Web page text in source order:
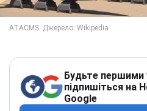
Будьте першими
підпишіться на
Google